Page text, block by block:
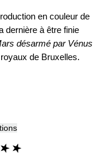
en couleur de
dernière à être finie
désarmé par Vénus
de Bruxelles.